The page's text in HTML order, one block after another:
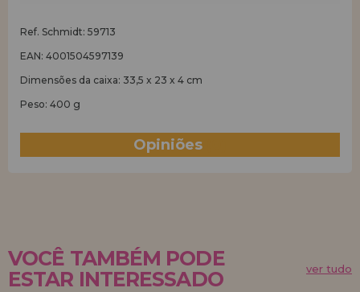
Ref. Schmidt: 59713
EAN: 4001504597139
Dimensões da caixa: 33,5 x 23 x 4 cm
Peso: 400 g
Opiniões
VOCÊ TAMBÉM PODE
ESTAR INTERESSADO
ver tudo